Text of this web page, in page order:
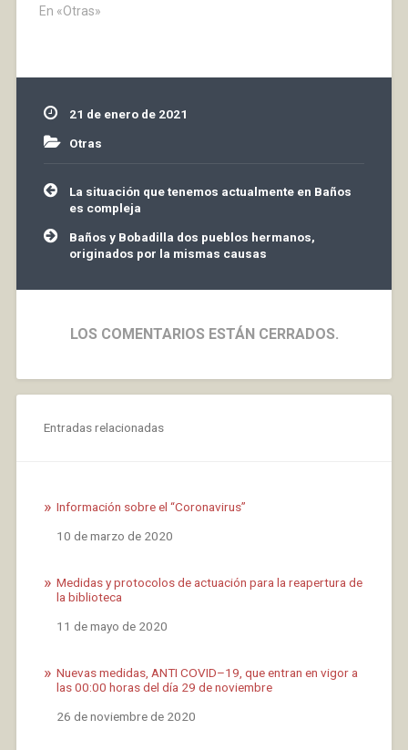
educativas y deporte
En «Otras»
21 de enero de 2021
Otras
Navegación
de
entradas
La situación que tenemos actualmente en Baños
es compleja
Baños y Bobadilla dos pueblos hermanos,
originados por la mismas causas
LOS COMENTARIOS ESTÁN CERRADOS.
Entradas relacionadas
Información sobre el “Coronavirus”
Fecha
10 de marzo de 2020
Medidas y protocolos de actuación para la reapertura de
la biblioteca
Fecha
11 de mayo de 2020
Nuevas medidas, ANTI COVID–19, que entran en vigor a
las 00:00 horas del día 29 de noviembre
Fecha
26 de noviembre de 2020